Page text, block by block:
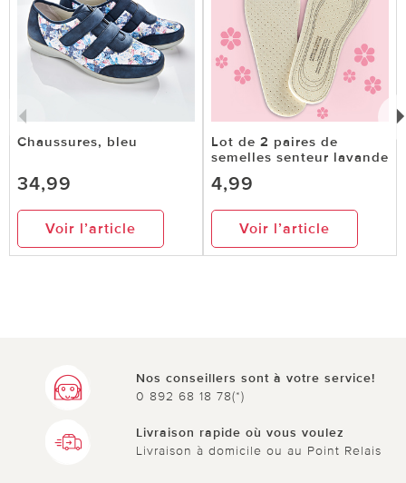
Chaussures, bleu
34,99
Voir l’article
Lot de 2 paires de
semelles senteur lavande
4,99
Voir l’article
Nos conseillers sont à votre service!
0 892 68 18 78(*)
Livraison rapide où vous voulez
Livraison à domicile ou au Point Relais